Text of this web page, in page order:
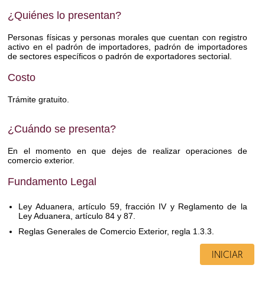
¿Quiénes lo presentan?
Personas físicas y personas morales que cuentan con registro
activo en el padrón de importadores, padrón de importadores
de sectores específicos o padrón de exportadores sectorial.
Costo
Trámite gratuito.
¿Cuándo se presenta?
En el momento en que dejes de realizar operaciones de
comercio exterior.
Fundamento Legal
Ley Aduanera, artículo 59, fracción IV y Reglamento de la
Ley Aduanera, artículo 84 y 87.
Reglas Generales de Comercio Exterior, regla 1.3.3.
INICIAR